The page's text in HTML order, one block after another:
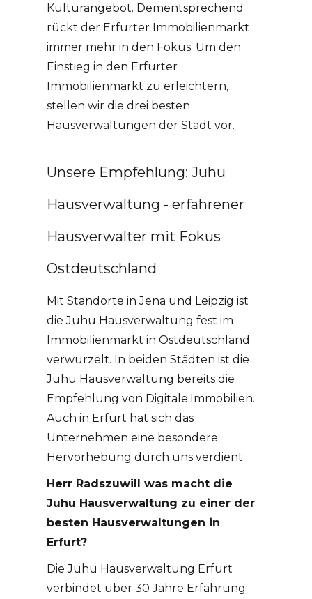
Kulturangebot. Dementsprechend
rückt der Erfurter Immobilienmarkt
immer mehr in den Fokus. Um den
Einstieg in den Erfurter
Immobilienmarkt zu erleichtern,
stellen wir die drei besten
Hausverwaltungen der Stadt vor.
Unsere Empfehlung: Juhu
Hausverwaltung - erfahrener
Hausverwalter mit Fokus
Ostdeutschland
Mit Standorte in Jena und Leipzig ist
die Juhu Hausverwaltung fest im
Immobilienmarkt in Ostdeutschland
verwurzelt. In beiden Städten ist die
Juhu Hausverwaltung bereits die
Empfehlung von Digitale.Immobilien.
Auch in Erfurt hat sich das
Unternehmen eine besondere
Hervorhebung durch uns verdient.
Herr Radszuwill was macht die
Juhu Hausverwaltung zu einer der
besten Hausverwaltungen in
Erfurt?
Die Juhu Hausverwaltung Erfurt
verbindet über 30 Jahre Erfahrung